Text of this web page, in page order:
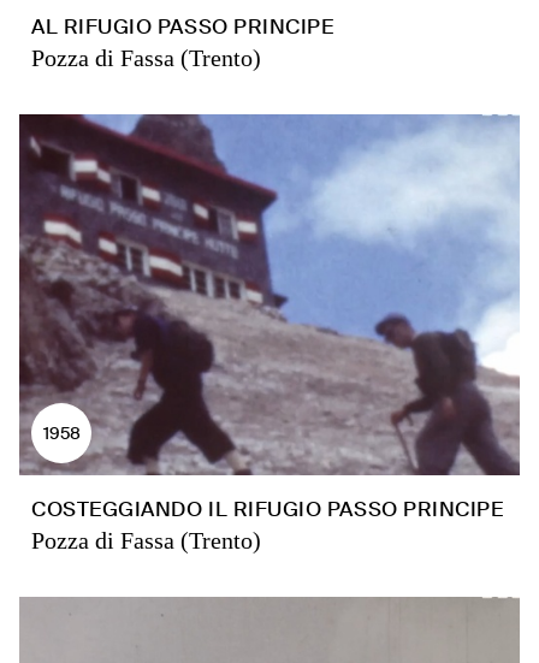
AL RIFUGIO PASSO PRINCIPE
Pozza di Fassa (Trento)
1958
COSTEGGIANDO IL RIFUGIO PASSO PRINCIPE
Pozza di Fassa (Trento)